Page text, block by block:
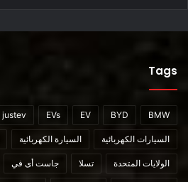
Tags
BMW
BYD
EV
EVs
justev
السيارات الكهربائية السيارة الكهربائية
الولايات المتحدة تسلا جاست أى في